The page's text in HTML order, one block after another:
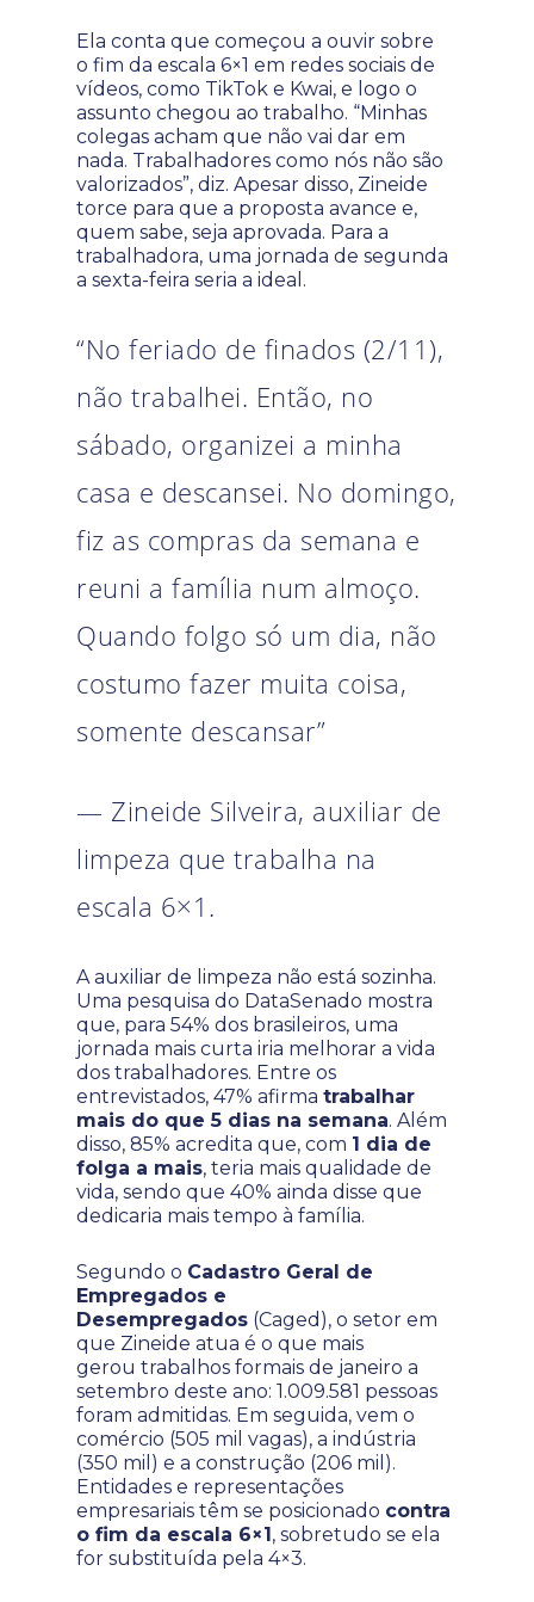
Ela conta que começou a ouvir sobre
o fim da escala 6×1 em redes sociais de
vídeos, como TikTok e Kwai, e logo o
assunto chegou ao trabalho. “Minhas
colegas acham que não vai dar em
nada. Trabalhadores como nós não são
valorizados”, diz. Apesar disso, Zineide
torce para que a proposta avance e,
quem sabe, seja aprovada. Para a
trabalhadora, uma jornada de segunda
a sexta-feira seria a ideal.
“No feriado de finados (2/11),
não trabalhei. Então, no
sábado, organizei a minha
casa e descansei. No domingo,
fiz as compras da semana e
reuni a família num almoço.
Quando folgo só um dia, não
costumo fazer muita coisa,
somente descansar”
— Zineide Silveira, auxiliar de
limpeza que trabalha na
escala 6×1.
A auxiliar de limpeza não está sozinha.
Uma pesquisa do DataSenado mostra
que, para 54% dos brasileiros, uma
jornada mais curta iria melhorar a vida
dos trabalhadores. Entre os
entrevistados, 47% afirma trabalhar
mais do que 5 dias na semana. Além
disso, 85% acredita que, com 1 dia de
folga a mais, teria mais qualidade de
vida, sendo que 40% ainda disse que
dedicaria mais tempo à família.
Segundo o Cadastro Geral de
Empregados e
Desempregados (Caged), o setor em
que Zineide atua é o que mais
gerou trabalhos formais de janeiro a
setembro deste ano: 1.009.581 pessoas
foram admitidas. Em seguida, vem o
comércio (505 mil vagas), a indústria
(350 mil) e a construção (206 mil).
Entidades e representações
empresariais têm se posicionado contra
o fim da escala 6×1, sobretudo se ela
for substituída pela 4×3.